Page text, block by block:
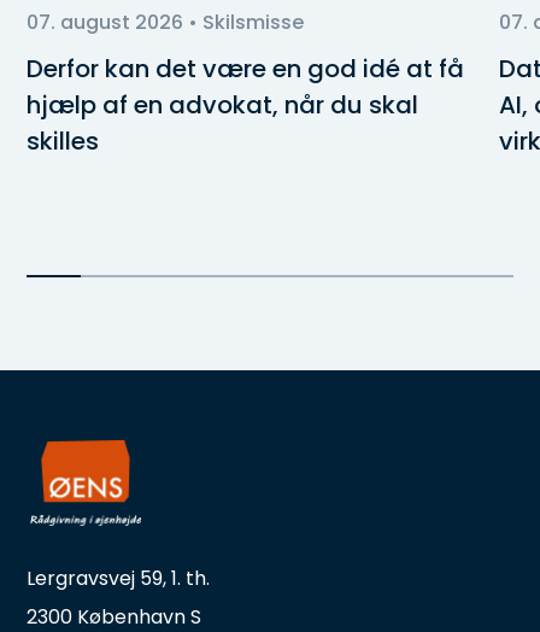
07. august 2026 • Skilsmisse
Derfor kan det være en god idé at få
hjælp af en advokat, når du skal
skilles
07.
AI,
Lergravsvej 59, 1. th.
2300 København S